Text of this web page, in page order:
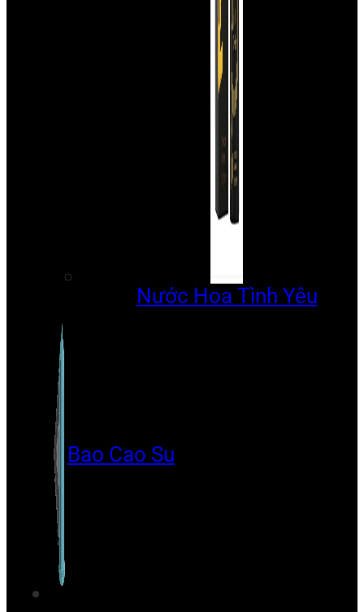
Nước Hoa Tình Yêu
Bao Cao Su